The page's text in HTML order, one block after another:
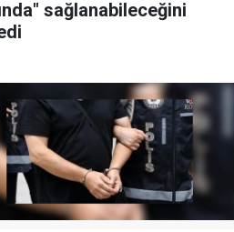
sağlanabileceğini